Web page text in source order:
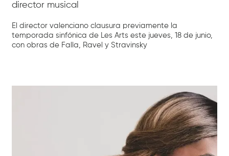
director musical
El director valenciano clausura previamente la
temporada sinfónica de Les Arts este jueves, 18 de junio,
con obras de Falla, Ravel y Stravinsky